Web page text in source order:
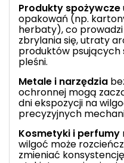
Produkty spożywcze
opakowań (np.
herbaty), co
zbrylania się, utraty
produktów psujących
pleśni.
Metale i narzędzia
ochronnej mogą
dni ekspozycji na
precyzyjnych
Kosmetyki i perfumy
wilgoć może
zmieniać